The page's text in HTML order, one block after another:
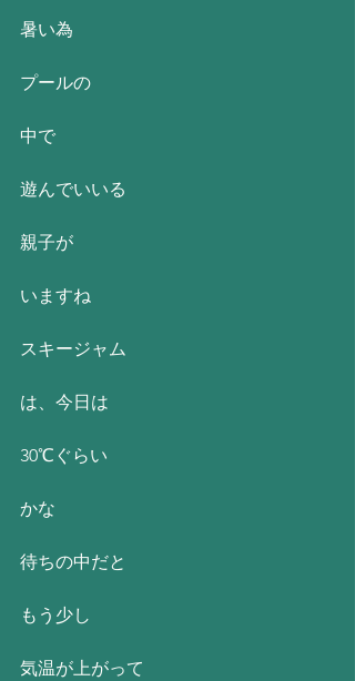
暑い為
プールの
中で
遊んでいいる
親子が
いますね
スキージャム
は、今日は
30℃ぐらい
かな
待ちの中だと
もう少し
気温が上がって